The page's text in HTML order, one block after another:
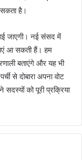
है।
जाएगी। नई संसद में
आ सकती हैं। हम
बताएंगे और यह भी
से दोबारा अपना वोट
को पूरी प्रक्रिया